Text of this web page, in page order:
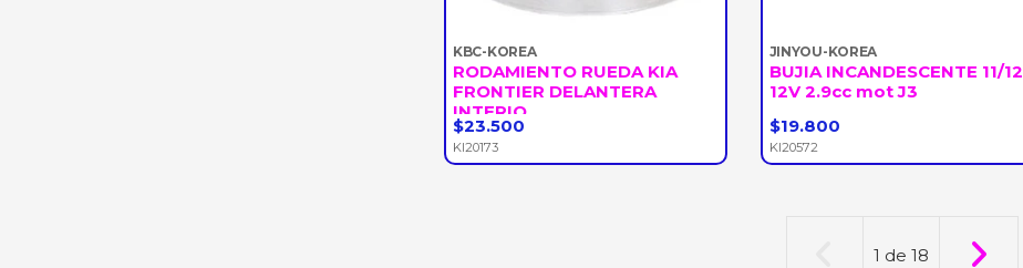
KBC-KOREA
RODAMIENTO RUEDA KIA
FRONTIER DELANTERA
INTERIO...
-
$23.500
KI20173
JINYOU-KOREA
BUJIA INCANDESCENTE 11/12
12V 2.9cc mot J3
-
$19.800
KI20572
1 de 18